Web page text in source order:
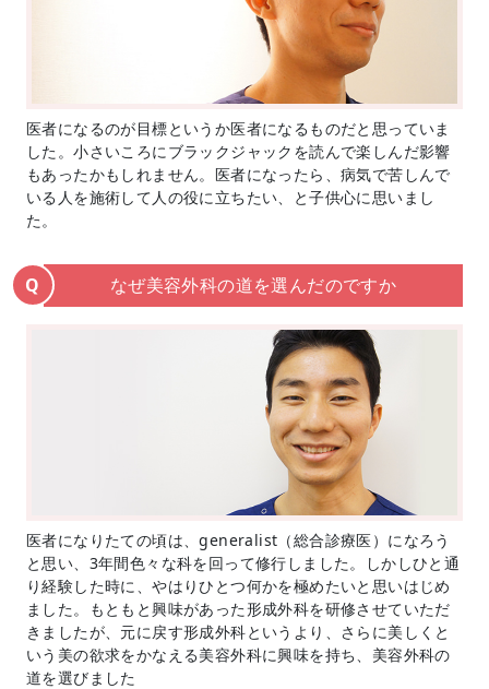
医者になるのが目標というか医者になるものだと思っていま
した。小さいころにブラックジャックを読んで楽しんだ影響
もあったかもしれません。医者になったら、病気で苦しんで
いる人を施術して人の役に立ちたい、と子供心に思いまし
た。
Q なぜ美容外科の道を選んだのですか
医者になりたての頃は、generalist（総合診療医）になろう
と思い、3年間色々な科を回って修行しました。しかしひと通
り経験した時に、やはりひとつ何かを極めたいと思いはじめ
ました。もともと興味があった形成外科を研修させていただ
きましたが、元に戻す形成外科というより、さらに美しくと
いう美の欲求をかなえる美容外科に興味を持ち、美容外科の
道を選びました